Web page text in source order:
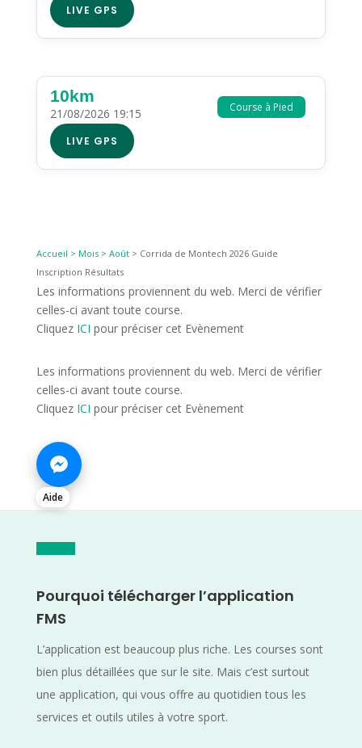
LIVE GPS
Course à Pied
10km
21/08/2026 19:15
LIVE GPS
Accueil > Mois> Août> Corrida de Montech 2026 Guide
Inscription Résultats
Les informations proviennent du web. Merci de vérifier
celles-ci avant toute course.
Cliquez ICI pour préciser cet Evènement
Les informations proviennent du web. Merci de vérifier
celles-ci avant toute course.
Cliquez ICI pour préciser cet Evènement
Aide
Pourquoi télécharger l’application
FMS
L’application est beaucoup plus riche. Les courses sont
bien plus détaillées que sur le site. Mais c’est surtout
une application, qui vous offre au quotidien tous les
services et outils utiles à votre sport.